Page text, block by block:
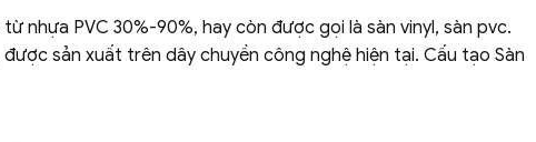
nhựa PVC 30%-90%, hay còn được gọi là sàn vinyl, sàn pvc.
sản xuất trên dây chuyền công nghệ hiện tại. Cấu tạo Sàn